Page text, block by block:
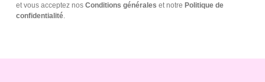
et vous acceptez nos Conditions générales et notre Politique de
confidentialité.